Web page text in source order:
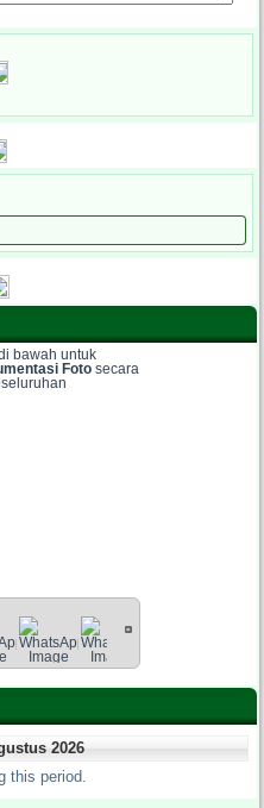
bawah untuk
Foto secara
2026
this period.